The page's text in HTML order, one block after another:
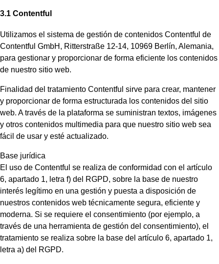
3.1 Contentful
Utilizamos el sistema de gestión de contenidos Contentful de
Contentful GmbH, Ritterstraße 12-14, 10969 Berlín, Alemania,
para gestionar y proporcionar de forma eficiente los contenidos
de nuestro sitio web.
Finalidad del tratamiento Contentful sirve para crear, mantener
y proporcionar de forma estructurada los contenidos del sitio
web. A través de la plataforma se suministran textos, imágenes
y otros contenidos multimedia para que nuestro sitio web sea
fácil de usar y esté actualizado.
Base jurídica
El uso de Contentful se realiza de conformidad con el artículo
6, apartado 1, letra f) del RGPD, sobre la base de nuestro
interés legítimo en una gestión y puesta a disposición de
nuestros contenidos web técnicamente segura, eficiente y
moderna. Si se requiere el consentimiento (por ejemplo, a
través de una herramienta de gestión del consentimiento), el
tratamiento se realiza sobre la base del artículo 6, apartado 1,
letra a) del RGPD.